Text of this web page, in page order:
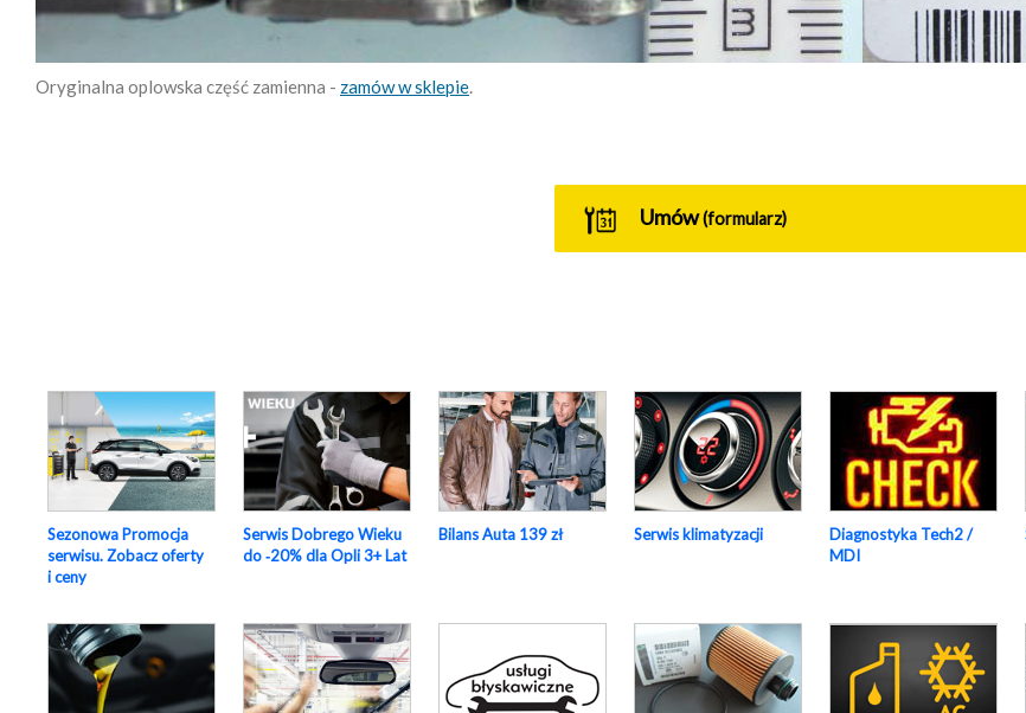
Oryginalna oplowska część zamienna - zamów w sklepie.
Umów(formularz)
Sezonowa Promocja
serwisu. Zobacz oferty
i ceny
Serwis Dobrego Wieku
do ‑20% dla Opli 3+ Lat
Bilans Auta 139 zł Serwis klimatyzacji
Diagnostyka Tech2 /
MDI